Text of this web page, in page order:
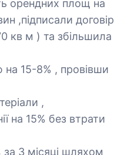
орендних площ на
,підписали договір
кв м ) та збільшила
на 15-8% , провівши
,
на 15% без втрати
за 3 місяці шляхом